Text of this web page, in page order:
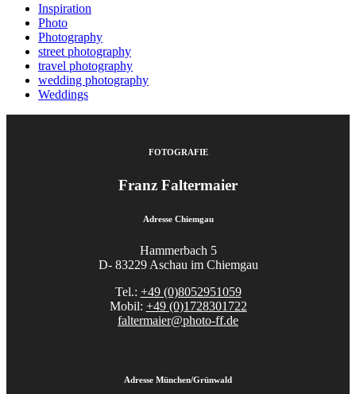
Inspiration
Photo
Photography
street photography
travel photography
wedding photography
Weddings
FOTOGRAFIE
Franz Faltermaier
Adresse Chiemgau
Hammerbach 5
D- 83229 Aschau im Chiemgau
Tel.: +49 (0)8052951059
Mobil: +49 (0)1728301722
faltermaier@photo-ff.de
Adresse München/Grünwald